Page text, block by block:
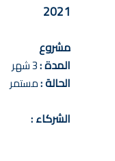
2021
مشروع
المدة :3 شهر
الحالة :مستمر
الشركاء :